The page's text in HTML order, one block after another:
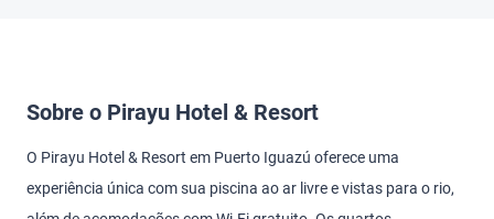
Sobre o Pirayu Hotel & Resort
O Pirayu Hotel & Resort em Puerto Iguazú oferece uma
experiência única com sua piscina ao ar livre e vistas para o rio,